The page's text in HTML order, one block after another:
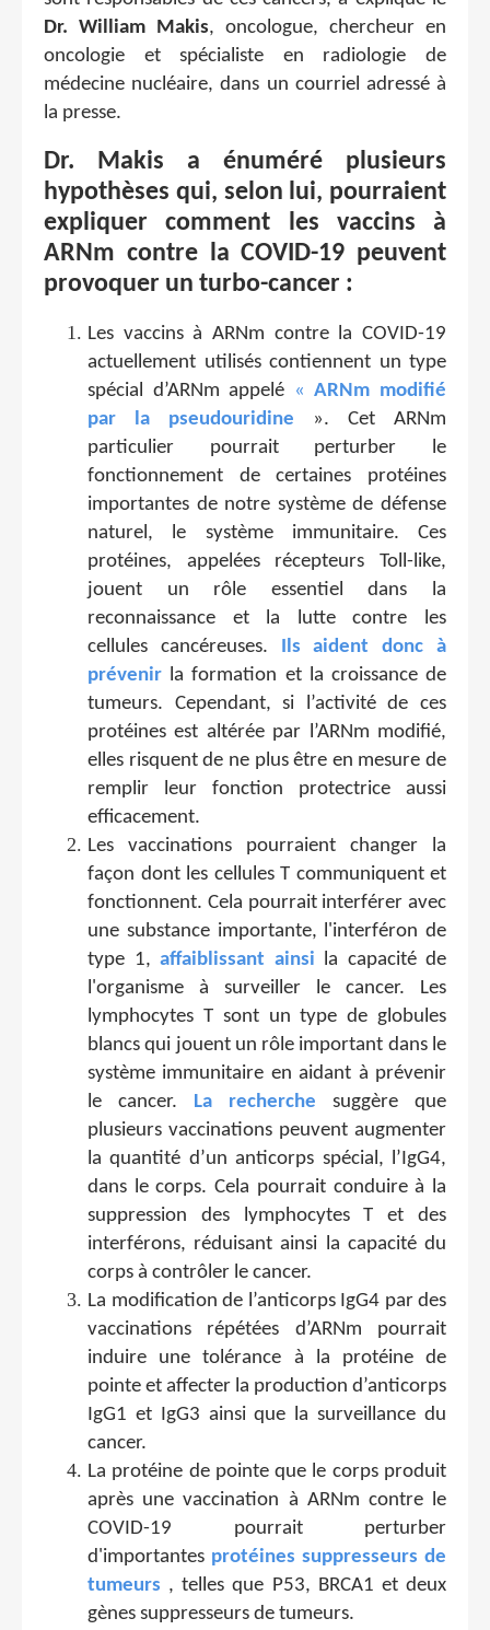
Dr. William Makis, oncologue, chercheur en
oncologie et spécialiste en radiologie de
médecine nucléaire, dans un courriel adressé à
la presse.
Dr. Makis a énuméré plusieurs
hypothèses qui, selon lui, pourraient
expliquer comment les vaccins à
ARNm contre la COVID-19 peuvent
provoquer un turbo-cancer :
Les vaccins à ARNm contre la COVID-19
actuellement utilisés contiennent un type
spécial d’ARNm appelé «ARNm modifié
par la pseudouridine ». Cet ARNm
particulier pourrait perturber le
fonctionnement de certaines protéines
importantes de notre système de défense
naturel, le système immunitaire. Ces
protéines, appelées récepteurs Toll-like,
jouent un rôle essentiel dans la
reconnaissance et la lutte contre les
cellules cancéreuses.
Ils aident donc à
prévenir la formation et la croissance de
tumeurs. Cependant, si l’activité de ces
protéines est altérée par l’ARNm modifié,
elles risquent de ne plus être en mesure de
remplir leur fonction protectrice aussi
efficacement.
Les vaccinations pourraient changer la
façon dont les cellules T communiquent et
fonctionnent. Cela pourrait interférer avec
une substance importante, l'interféron de
type 1, affaiblissant ainsi la capacité de
l'organisme à surveiller le cancer. Les
lymphocytes T sont un type de globules
blancs qui jouent un rôle important dans le
système immunitaire en aidant à prévenir
le cancer.
La recherche
suggère que
plusieurs vaccinations peuvent augmenter
la quantité d’un anticorps spécial, l’IgG4,
dans le corps. Cela pourrait conduire à la
suppression des lymphocytes T et des
interférons, réduisant ainsi la capacité du
corps à contrôler le cancer.
La modification de l’anticorps IgG4 par des
vaccinations répétées d’ARNm pourrait
induire une tolérance à la protéine de
pointe et affecter la production d’anticorps
IgG1 et IgG3 ainsi que la surveillance du
cancer.
La protéine de pointe que le corps produit
après une vaccination à ARNm contre le
COVID-19 pourrait perturber
d'importantes protéines suppresseurs de
tumeurs , telles que P53, BRCA1 et deux
gènes suppresseurs de tumeurs.